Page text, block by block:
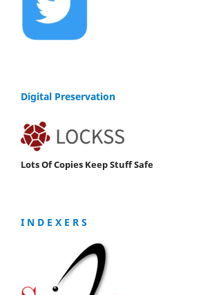
Digital Preservation
Lots Of Copies Keep Stuff Safe
I N D E X E R S